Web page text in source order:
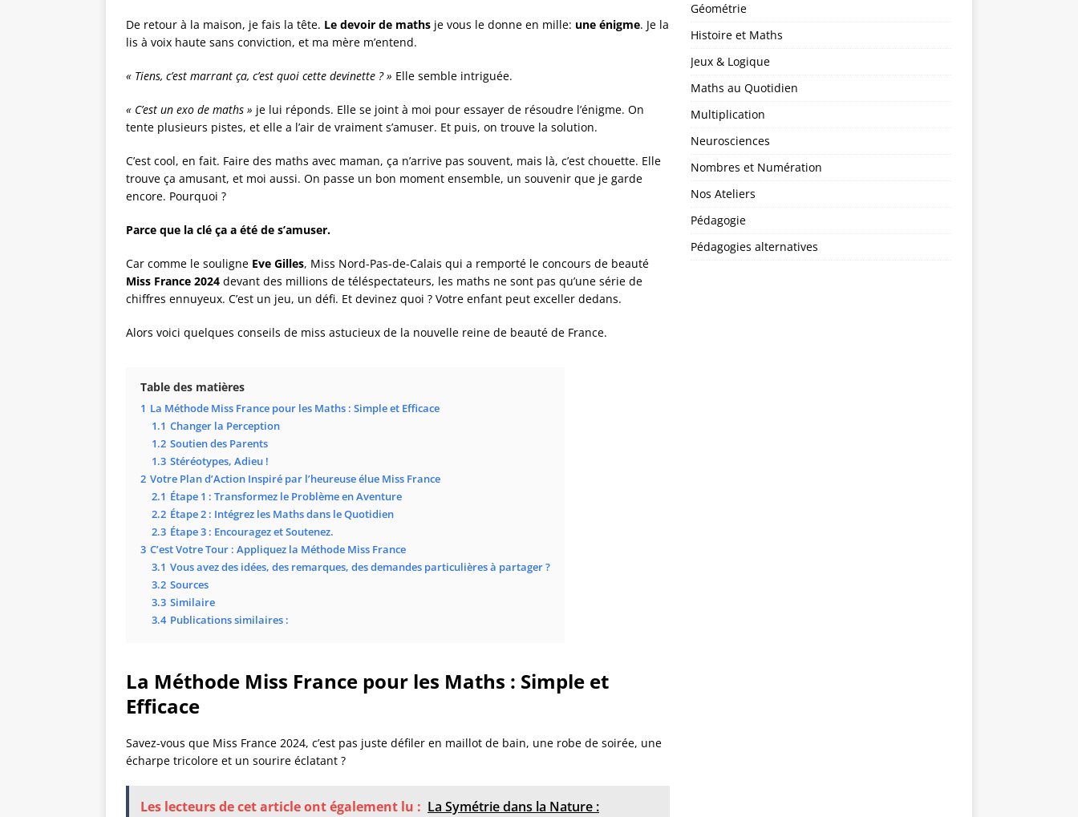
De retour à la maison, je fais la tête. Le devoir de maths je vous le donne en mille: une énigme. Je la
lis à voix haute sans conviction, et ma mère m’entend.
« Tiens, c’est marrant ça, c’est quoi cette devinette ? » Elle semble intriguée.
« C’est un exo de maths » je lui réponds. Elle se joint à moi pour essayer de résoudre l’énigme. On
tente plusieurs pistes, et elle a l’air de vraiment s’amuser. Et puis, on trouve la solution.
C’est cool, en fait. Faire des maths avec maman, ça n’arrive pas souvent, mais là, c’est chouette. Elle
trouve ça amusant, et moi aussi. On passe un bon moment ensemble, un souvenir que je garde
encore. Pourquoi ?
Parce que la clé ça a été de s’amuser.
Car comme le souligne Eve Gilles, Miss Nord-Pas-de-Calais qui a remporté le concours de beauté
Miss France 2024 devant des millions de téléspectateurs, les maths ne sont pas qu’une série de
chiffres ennuyeux. C’est un jeu, un défi. Et devinez quoi ? Votre enfant peut exceller dedans.
Alors voici quelques conseils de miss astucieux de la nouvelle reine de beauté de France.
Table des matières
1 La Méthode Miss France pour les Maths : Simple et Efficace
1.1 Changer la Perception
1.2 Soutien des Parents
1.3 Stéréotypes, Adieu !
2 Votre Plan d’Action Inspiré par l’heureuse élue Miss France
2.1 Étape 1 : Transformez le Problème en Aventure
2.2 Étape 2 : Intégrez les Maths dans le Quotidien
2.3 Étape 3 : Encouragez et Soutenez.
3 C’est Votre Tour : Appliquez la Méthode Miss France
3.1 Vous avez des idées, des remarques, des demandes particulières à partager ?
3.2 Sources
3.3 Similaire
3.4 Publications similaires :
La Méthode Miss France pour les Maths : Simple et
Efficace
Savez-vous que Miss France 2024, c’est pas juste défiler en maillot de bain, une robe de soirée, une
écharpe tricolore et un sourire éclatant ?
Les lecteurs de cet article ont également lu : La Symétrie dans la Nature :
Géométrie
Histoire et Maths
Jeux & Logique
Maths au Quotidien
Multiplication
Neurosciences
Nombres et Numération
Nos Ateliers
Pédagogie
Pédagogies alternatives